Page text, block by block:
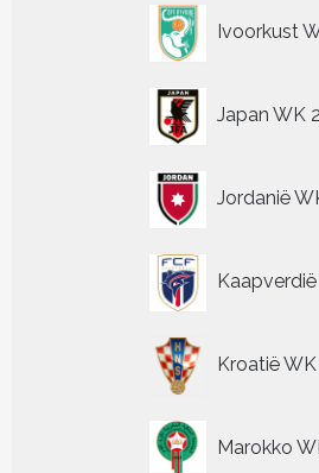
Ivoorkust
Japan WK
Jordanië
Kroatië
Marokko